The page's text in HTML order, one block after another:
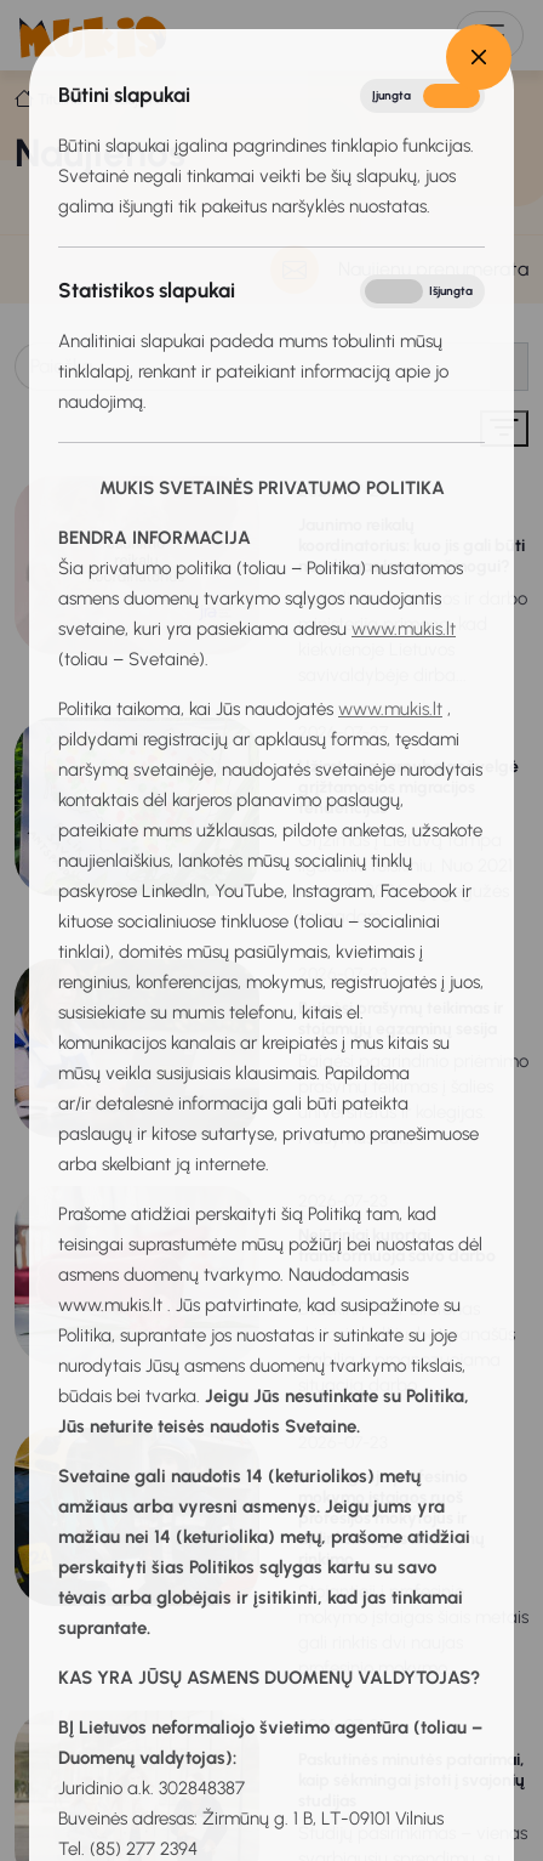
Būtini slapukai Įjungta
Būtini slapukai įgalina pagrindines tinklapio funkcijas.
Svetainė negali tinkamai veikti be šių slapukų, juos
galima išjungti tik pakeitus naršyklės nuostatas.
Statistikos slapukai Išjungta
Analitiniai slapukai padeda mums tobulinti mūsų
tinklalapį, renkant ir pateikiant informaciją apie jo
naudojimą.
MUKIS SVETAINĖS PRIVATUMO POLITIKA
BENDRA INFORMACIJA
Šia privatumo politika (toliau – Politika) nustatomos
asmens duomenų tvarkymo sąlygos naudojantis
svetaine, kuri yra pasiekiama adresu www.mukis.lt
(toliau – Svetainė).
Politika taikoma, kai Jūs naudojatės www.mukis.lt ,
pildydami registracijų ar apklausų formas, tęsdami
naršymą svetainėje, naudojatės svetainėje nurodytais
kontaktais dėl karjeros planavimo paslaugų,
pateikiate mums užklausas, pildote anketas, užsakote
naujienlaiškius, lankotės mūsų socialinių tinklų
paskyrose LinkedIn, YouTube, Instagram, Facebook ir
kituose socialiniuose tinkluose (toliau – socialiniai
tinklai), domitės mūsų pasiūlymais, kvietimais į
renginius, konferencijas, mokymus, registruojatės į juos,
susisiekiate su mumis telefonu, kitais el.
komunikacijos kanalais ar kreipiatės į mus kitais su
mūsų veikla susijusiais klausimais. Papildoma
ar/ir detalesnė informacija gali būti pateikta
paslaugų ir kitose sutartyse, privatumo pranešimuose
arba skelbiant ją internete.
Prašome atidžiai perskaityti šią Politiką tam, kad
teisingai suprastumėte mūsų požiūrį bei nuostatas dėl
asmens duomenų tvarkymo. Naudodamasis
www.mukis.lt . Jūs patvirtinate, kad susipažinote su
Politika, suprantate jos nuostatas ir sutinkate su joje
nurodytais Jūsų asmens duomenų tvarkymo tikslais,
būdais bei tvarka. Jeigu Jūs nesutinkate su Politika,
Jūs neturite teisės naudotis Svetaine.
Svetaine gali naudotis 14 (keturiolikos) metų
amžiaus arba vyresni asmenys. Jeigu jums yra
mažiau nei 14 (keturiolika) metų, prašome atidžiai
perskaityti šias Politikos sąlygas kartu su savo
tėvais arba globėjais ir įsitikinti, kad jas tinkamai
suprantate.
KAS YRA JŪSŲ ASMENS DUOMENŲ VALDYTOJAS?
BĮ Lietuvos neformaliojo švietimo agentūra (toliau –
Duomenų valdytojas):
Juridinio a.k. 302848387
Buveinės adresas: Žirmūnų g. 1 B, LT-09101 Vilnius
Tel. (85) 277 2394
Titulinis Naujienos
Naujienos
Naujienų prenumerata
2026-07-27
koordinatorius: kuo jis gali būti
naudingas jaunam žmogui?
Socialinės apsaugos ir darbo
ministerija primena, kad
2026-07-27
Užimtumo tarnyba apžvelgė
grįžtamosios migracijos
tendencijas
Grįžimas į Lietuvą tampa
ilgalaikiu reiškiniu. Nuo 2021
metų iki 2026-ųjų gegužės
tai padarė...
2026-07-23
Baigėsi prašymų teikimas ir
Baigėsi pagrindinio priėmimo
prašymų teikimas į šalies
universitetus ir kolegijas.
Prašymus dėl...
2026-07-23
Nejūriniai kurortai
transformuoja savo darbo
rinką
Druskininkai ir Birštonas
skiriasi dydžiu, bet panašūs
stabilia ir prognozuojama
situacija darbo...
Nuo rugsėjo profesinio
mokymo įstaigos ruoš
profesijos mokytojus ir
aplinkosaugos duomenų
rinkimo...
Stojantieji į profesinio
mokymo įstaigas šiais metais
profesinio mokymo...
2026-07-21
Paskutinės minutės patarimai,
kaip sėkmingai įstoti į svajonių
Studijų pasirinkimas – vienas